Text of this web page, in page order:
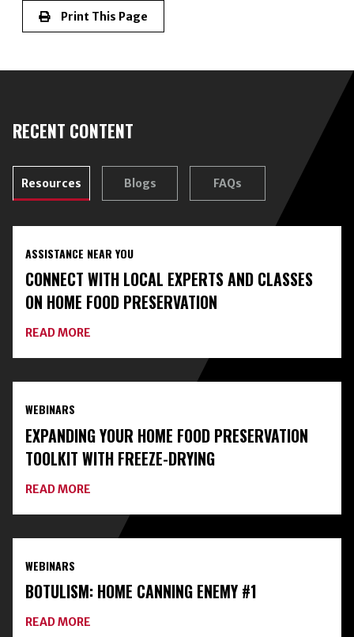
Print This Page
RECENT CONTENT
Resources Blogs FAQs
ASSISTANCE NEAR YOU
CONNECT WITH LOCAL EXPERTS AND CLASSES
ON HOME FOOD PRESERVATION
READ MORE
WITH
EXPERTS
HOME
FOOD
PRESERVATION
WEBINARS
EXPANDING YOUR HOME FOOD PRESERVATION
TOOLKIT WITH FREEZE-DRYING
READ MORE
YOUR
HOME
FOOD
FREEZE-
DRYING
WEBINARS
BOTULISM: HOME CANNING ENEMY #1
READ MORE